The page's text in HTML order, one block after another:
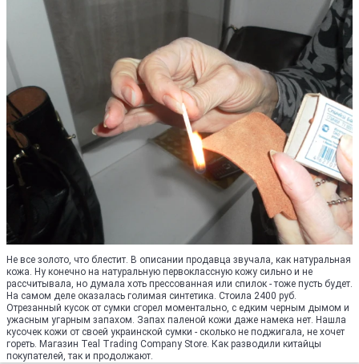
Не все золото, что блестит. В описании продавца звучала, как натуральная
кожа. Ну конечно на натуральную первоклассную кожу сильно и не
рассчитывала, но думала хоть прессованная или спилок - тоже пусть будет.
На самом деле оказалась голимая синтетика. Стоила 2400 руб.
Отрезанный кусок от сумки сгорел моментально, с едким черным дымом и
ужасным угарным запахом. Запах паленой кожи даже намека нет. Нашла
кусочек кожи от своей украинской сумки - сколько не поджигала, не хочет
гореть. Магазин Teal Trading Company Store. Как разводили китайцы
покупателей, так и продолжают.